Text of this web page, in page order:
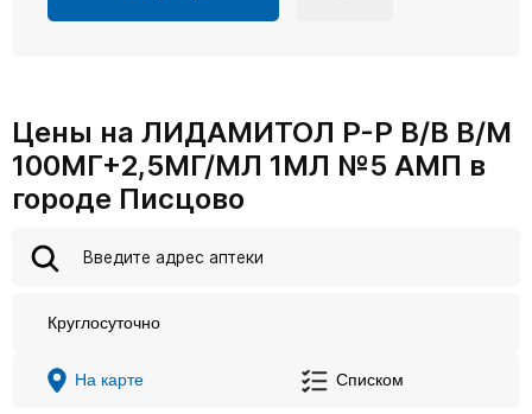
Цены на ЛИДАМИТОЛ Р-Р В/В В/М
100МГ+2,5МГ/МЛ 1МЛ №5 АМП в
городе Писцово
Круглосуточно
На карте Списком